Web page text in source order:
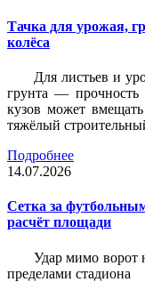
Тачка для урожая,
колёса
Для листьев и
грунта — прочность
кузов может
тяжёлый
Подробнее
14.07.2026
Сетка за
расчёт площади
Удар мимо ворот
пределами стадиона